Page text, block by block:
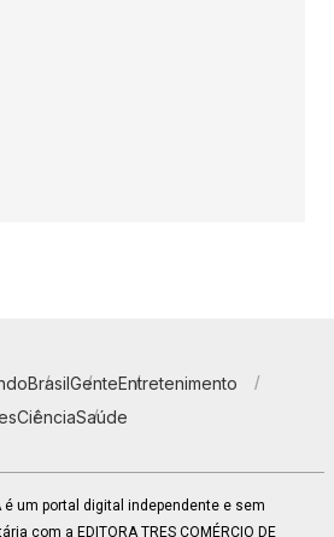
BrasilGenteEntretenimento
CiênciaSaúde
é um portal digital independente e sem
com a EDITORA TRES COMÉRCIO DE